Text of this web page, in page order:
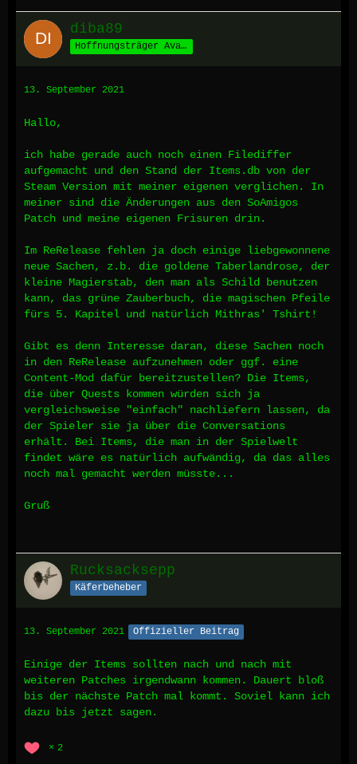
diba89
Hoffnungsträger Avalons
13. September 2021
Hallo,
ich habe gerade auch noch einen Filediffer
aufgemacht und den Stand der Items.db von der
Steam Version mit meiner eigenen verglichen. In
meiner sind die Änderungen aus den SoAmigos
Patch und meine eigenen Frisuren drin.
Im ReRelease fehlen ja doch einige liebgewonnene
neue Sachen, z.b. die goldene Taberlandrose, der
kleine Magierstab, den man als Schild benutzen
kann, das grüne Zauberbuch, die magischen Pfeile
fürs 5. Kapitel und natürlich Mithras' Tshirt!
Gibt es denn Interesse daran, diese Sachen noch
in den ReRelease aufzunehmen oder ggf. eine
Content-Mod dafür bereitzustellen? Die Items,
die über Quests kommen würden sich ja
vergleichsweise "einfach" nachliefern lassen, da
der Spieler sie ja über die Conversations
erhält. Bei Items, die man in der Spielwelt
findet wäre es natürlich aufwändig, da das alles
noch mal gemacht werden müsste...
Gruß
Rucksacksepp
Käferbeheber
13. September 2021 Offizieller Beitrag
Einige der Items sollten nach und nach mit
weiteren Patches irgendwann kommen. Dauert bloß
bis der nächste Patch mal kommt. Soviel kann ich
dazu bis jetzt sagen.
2